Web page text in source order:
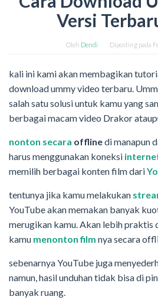
Versi
Oleh Dendi Diposting pada
kali ini kami akan membagikan
download ummy video terbaru.
salah satu solusi untuk kamu yang
berbagai macam video Drakor
nonton secara offlinedi manapun
harus menggunakan koneksi
memilih berbagai konten film dari
tentunya jika kamu melakukan
YouTube akan memakan banyak
merugikan kamu. Akan lebih praktis
kamu menonton film nya secara
sebenarnya YouTube juga
namun, hasil unduhan tidak bisa di
banyak ruang.